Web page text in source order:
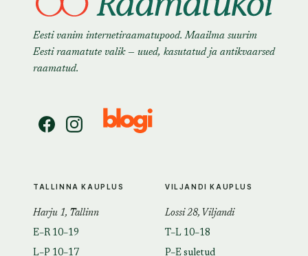
Eesti vanim internetiraamatupood. Maailma suurim
Eesti raamatute valik — uued, kasutatud ja antikvaarsed
raamatud.
TALLINNA KAUPLUS
Harju 1, Tallinn
E–R 10–19
L–P 10–17
VILJANDI KAUPLUS
Lossi 28, Viljandi
T–L 10–18
P–E suletud